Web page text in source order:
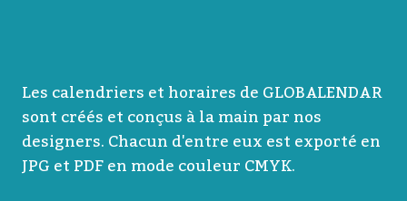
Les calendriers et horaires de GLOBALENDAR
sont créés et conçus à la main par nos
designers. Chacun d'entre eux est exporté en
JPG et PDF en mode couleur CMYK.